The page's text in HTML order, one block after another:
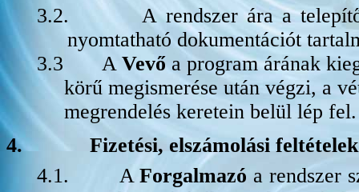
3.2.
A rendszer ára a
nyomtatható dokumentációt
3.3
A Vevőa program árának
körű megismerése után végzi, a
megrendelés keretein belül lép fel.
4.
Fizetési, elszámolási feltételek
4.1.
AForgalmazó a rendszer